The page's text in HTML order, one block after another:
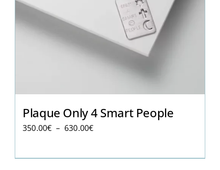
Plaque Only 4 Smart People
350.00€ – 630.00€Plage